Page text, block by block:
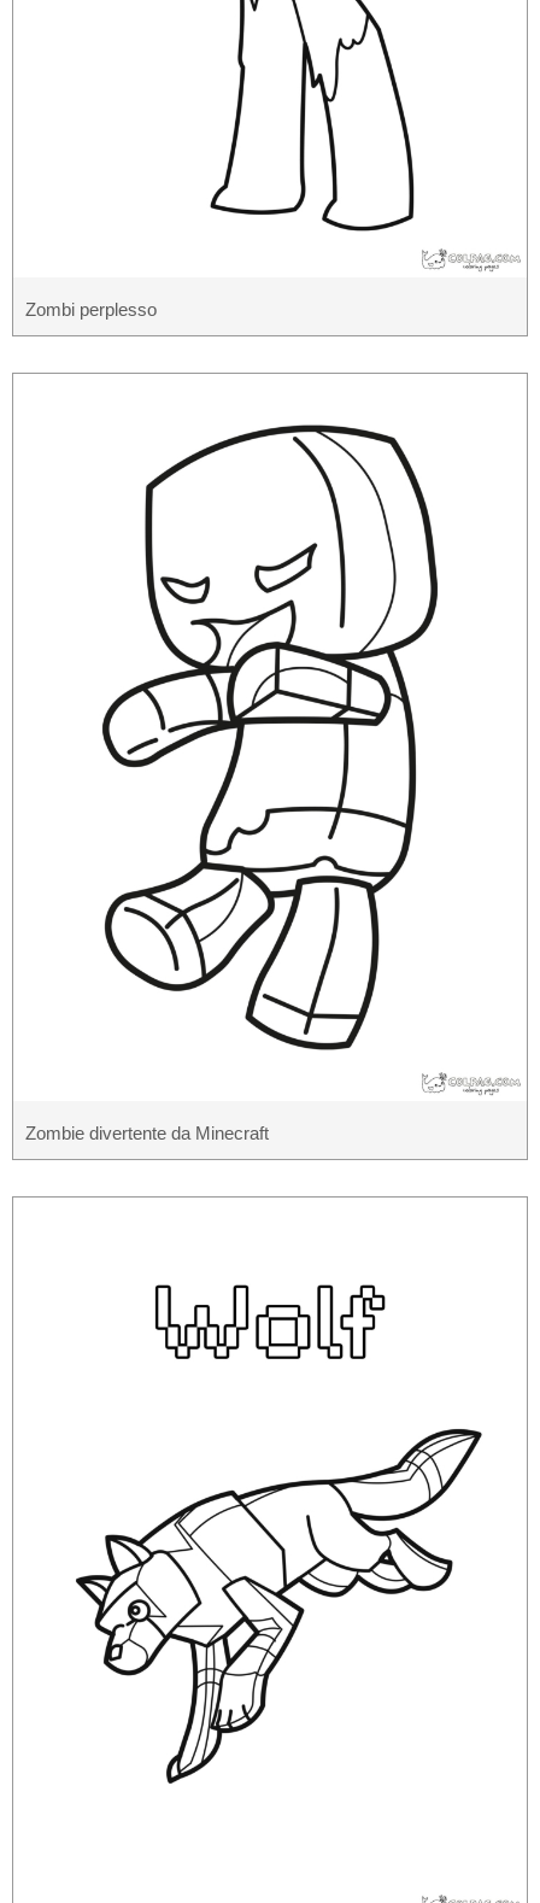
Zombi perplesso
Zombie divertente da Minecraft